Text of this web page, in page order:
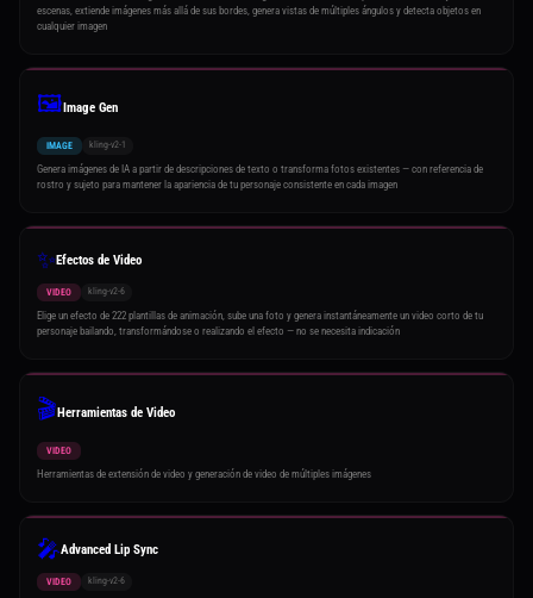
escenas, extiende imágenes más allá de sus bordes, genera vistas de múltiples ángulos y detecta objetos en
cualquier imagen
🖼️Image Gen
IMAGE kling-v2-1
Genera imágenes de IA a partir de descripciones de texto o transforma fotos existentes — con referencia de
rostro y sujeto para mantener la apariencia de tu personaje consistente en cada imagen
✨Efectos de Video
VIDEO kling-v2-6
Elige un efecto de 222 plantillas de animación, sube una foto y genera instantáneamente un video corto de tu
personaje bailando, transformándose o realizando el efecto — no se necesita indicación
🎬Herramientas de Video
VIDEO
Herramientas de extensión de video y generación de video de múltiples imágenes
🎤Advanced Lip Sync
VIDEO kling-v2-6